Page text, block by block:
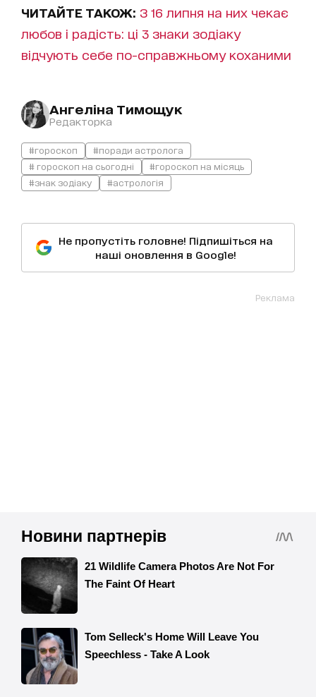
ЧИТАЙТЕ ТАКОЖ: З 16 липня на них чекає
любов і радість: ці 3 знаки зодіаку
відчують себе по-справжньому коханими
Ангеліна Тимощук
Редакторка
#гороскоп
#поради астролога
# гороскоп на сьогодні
#гороскоп на місяць
#знак зодіаку
#астрологія
Не пропустіть головне! Підпишіться на
наші оновлення в Google!
Реклама